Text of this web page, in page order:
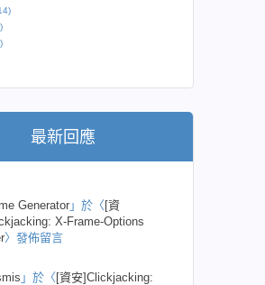
最新回應
Generator 」於〈 [資
X-Frame-Options
〉發佈留言
」於〈 [資安]Clickjacking: